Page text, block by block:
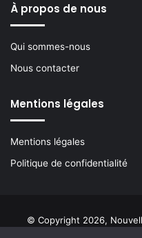
À propos de nous
Qui sommes-nous
Nous contacter
Mentions légales
Mentions légales
Politique de confidentialité
© Copyright 2026,